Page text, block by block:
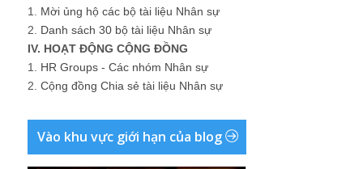
1. Mời ủng hộ các bộ tài liệu Nhân sự
2. Danh sách 30 bộ tài liệu Nhân sự
IV. HOẠT ĐỘNG CỘNG ĐỒNG
1. HR Groups - Các nhóm Nhân sự
2. Cộng đồng Chia sẻ tài liệu Nhân sự
Vào khu vực giới hạn của blog